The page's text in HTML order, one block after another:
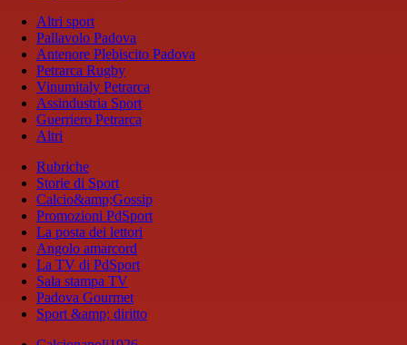
Altri sport
Pallavolo Padova
Antenore Plebiscito Padova
Petrarca Rugby
Vinumitaly Petrarca
Assindustria Sport
Guerriero Petrarca
Altri
Rubriche
Storie di Sport
Calcio&amp;Gossip
Promozioni PdSport
La posta dei lettori
Angolo amarcord
La TV di PdSport
Sala stampa TV
Padova Gourmet
Sport &amp; diritto